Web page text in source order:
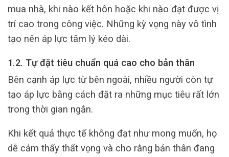
mua nhà, khi nào kết hôn hoặc khi nào đạt được vị
trí cao trong công việc. Những kỳ vọng này vô tình
tạo nên áp lực tâm lý kéo dài.
1.2. Tự đặt tiêu chuẩn quá cao cho bản thân
Bên cạnh áp lực từ bên ngoài, nhiều người còn tự
tạo áp lực bằng cách đặt ra những mục tiêu rất lớn
trong thời gian ngắn.
Khi kết quả thực tế không đạt như mong muốn, họ
dễ cảm thấy thất vọng và cho rằng bản thân đang